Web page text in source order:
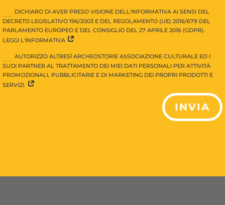
DICHIARO DI AVER PRESO VISIONE DELL'INFORMATIVA AI SENSI DEL
DECRETO LEGISLATIVO 196/2003 E DEL REGOLAMENTO (UE) 2016/679 DEL
PARLAMENTO EUROPEO E DEL CONSIGLIO DEL 27 APRILE 2016 (GDPR).
LEGGI L'INFORMATIVA
AUTORIZZO ALTRESÌ ARCHEOSTORIE ASSOCIAZIONE CULTURALE ED I
SUOI PARTNER AL TRATTAMENTO DEI MIEI DATI PERSONALI PER ATTIVITÀ
PROMOZIONALI, PUBBLICITARIE E DI MARKETING DEI PROPRI PRODOTTI E
SERVIZI.
INVIA